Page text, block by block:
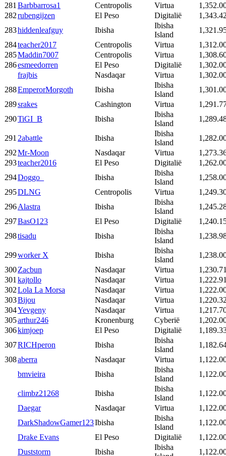
281 Barbbarrosa1 Centropolis Virtua
282rubengijzen El Peso Digitalië
283hiddenleafguy Ibisha
Ibisha
Island
284teacher2017 Centropolis Virtua
285Maddin7007 Centropolis Virtua
286esmeedorren El Peso Digitalië
frajbis
Nasdaqar Virtua
288EmperorMorgoth Ibisha
Ibisha
Island
289srakes Cashington Virtua
290TiGI_B Ibisha
Ibisha
Island
291 2abattle Ibisha
Ibisha
Island
292Mr-Moon Nasdaqar Virtua
293teacher2016 El Peso Digitalië
294Doggo_ Ibisha
Ibisha
Island
295DLNG Centropolis Virtua
296Alastra Ibisha
Ibisha
Island
297BasO123 El Peso Digitalië
298tisadu Ibisha
Ibisha
Island
299worker X Ibisha
Ibisha
Island
300Zacbun Nasdaqar Virtua
301 kajtollo Nasdaqar Virtua
302Lola La Morsa Nasdaqar Virtua
303Bijou Nasdaqar Virtua
304Yevgeny Nasdaqar Virtua
305arthur246 Kronenburg Cyberië
306kimjoep El Peso Digitalië
307RICHperon Ibisha
Ibisha
Island
308aberra Nasdaqar Virtua
bmvieira
Ibisha
Ibisha
Island
climbz21268 Ibisha
Ibisha
Island
Daegar
Nasdaqar Virtua
DarkShadowGamer123Ibisha
Ibisha
Island
Drake Evans
El Peso Digitalië
Duststorm
Ibisha
Ibisha